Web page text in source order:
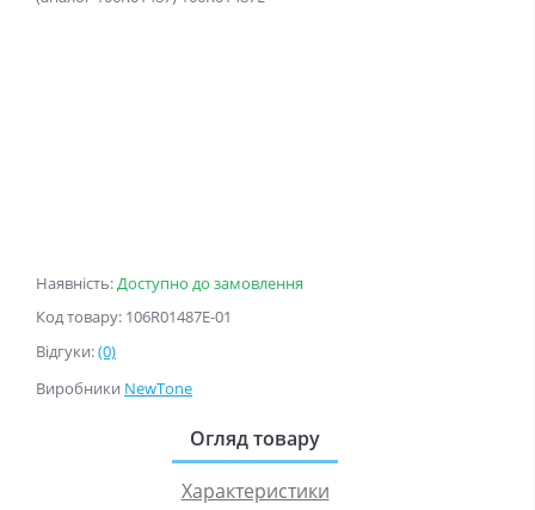
Наявність:Доступно до замовлення
Код товару: 106R01487E-01
Відгуки:(0)
Виробники NewTone
Огляд товару
Характеристики